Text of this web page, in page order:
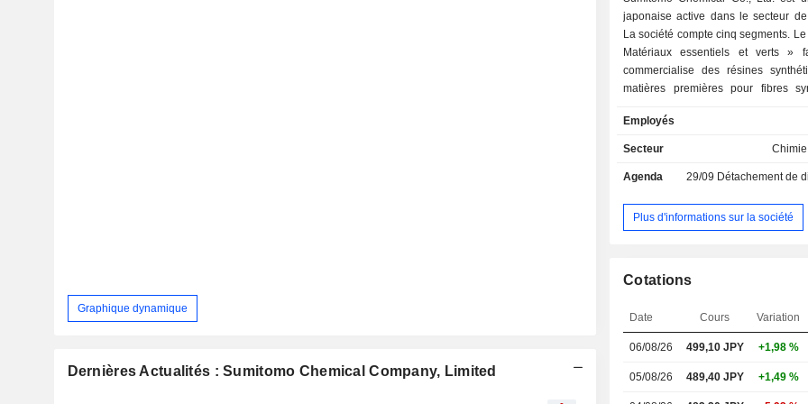
Graphique dynamique
Dernières Actualités : Sumitomo Chemical Company, Limited
japonaise active dans le secteur
La société compte cinq segments.
Matériaux essentiels et verts »
commercialise des résines
matières premières pour fibres
méthacrylate, des produits
de résines synthétiques, de
Le segment « Solutions médicales
à la fabrication en sous-traitance
pharmaceutiques et autres. Le
gère les produits optiques, les
semi-conducteurs composés, les
tactiles, les produits chimiques,
segment Solutions agricoles et de
Employés
Secteur
Agenda 29/09 Détachement de
Plus d'informations sur la société
Cotations
Date Cours Variation
06/08/26 499,10JPY +1,98 %
05/08/26 489,40 JPY +1,49 %